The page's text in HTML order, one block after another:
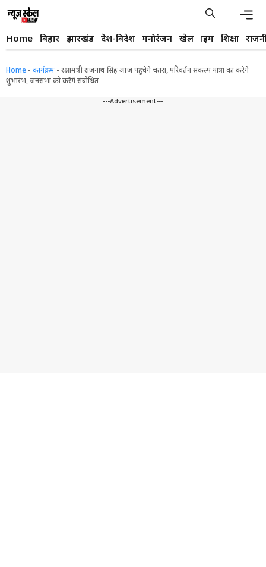
content
Home बिहार झारखंड देश-विदेश मनोरंजन खेल क्राइम शिक्षा
Home - कार्यक्रम - रक्षामंत्री राजनाथ सिंह आज पहुंचेगे चतरा, परिवर्तन संकल्प यात्रा का करेगे
शुभारंभ, जनसभा को करेंगे संबोधित
---Advertisement---